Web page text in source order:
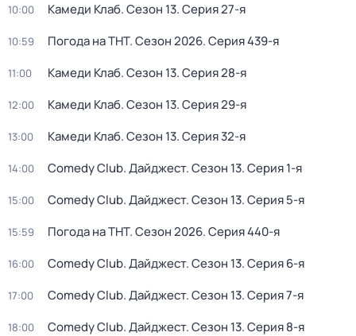
10:00 Камеди Клаб. Сезон 13. Серия 27-я
10:59 Погода на ТНТ. Сезон 2026. Серия 439-я
11:00 Камеди Клаб. Сезон 13. Серия 28-я
12:00 Камеди Клаб. Сезон 13. Серия 29-я
13:00 Камеди Клаб. Сезон 13. Серия 32-я
14:00 Comedy Club. Дайджест. Сезон 13. Серия 1-я
15:00 Comedy Club. Дайджест. Сезон 13. Серия 5-я
15:59 Погода на ТНТ. Сезон 2026. Серия 440-я
16:00 Comedy Club. Дайджест. Сезон 13. Серия 6-я
17:00 Comedy Club. Дайджест. Сезон 13. Серия 7-я
18:00 Comedy Club. Дайджест. Сезон 13. Серия 8-я